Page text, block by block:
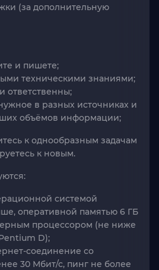
(за дополнительную
и пишете;
техническими знаниями;
ответственны;
в разных источниках и
объёмов информации;
к однообразным задачам
к новым.
системой
оперативной памятью 6 ГБ
процессором (не ниже
D);
соединение со
30 Мбит/с, пинг не более